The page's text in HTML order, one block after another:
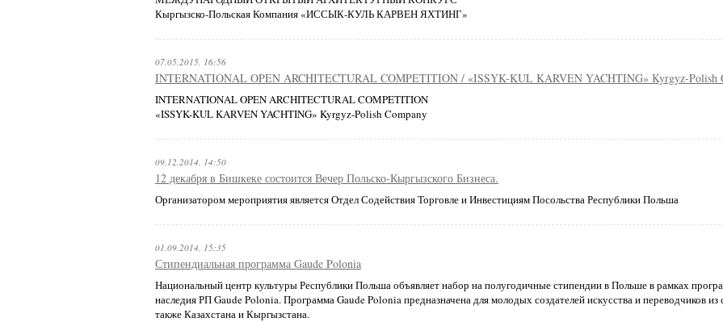
Кыргызско-Польская Компания «ИССЫК-КУЛЬ КАРВЕН ЯХТИНГ»
07.05.2015, 16:56
INTERNATIONAL OPEN ARCHITECTURAL COMPETITION / «ISSYK-KUL KARVEN YACHTING» Kyrgyz-Polish
INTERNATIONAL OPEN ARCHITECTURAL COMPETITION
«ISSYK-KUL KARVEN YACHTING» Kyrgyz-Polish Company
09.12.2014, 14:50
12 декабря в Бишкеке состоится Вечер Польско-Кыргызского Бизнеса.
Организатором мероприятия является Отдел Содействия Торговле и Инвестициям Посольства Республики Польша
01.09.2014, 15:35
Стипендиальная программа Gaude Polonia
Национальный центр культуры Республики Польша объявляет набор на полугодичные стипендии в Польше в рамках
наследия РП Gaude Polonia. Программа Gaude Polonia предназначена для молодых создателей искусства и переводчиков
также Казахстана и Кыргызстана.